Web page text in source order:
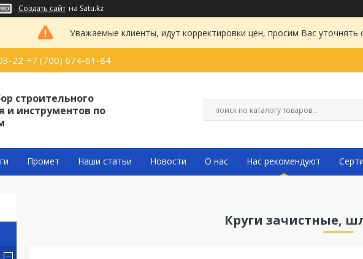
Создать сайт на Satu.kz
Уважаемые клиенты, идут корректировки цен, просим Вас
22 +7 (700) 674-61-84
строительного
и инструментов по
Промет Наши статьи Новости О нас Нас рекомендуют
Круги зачистные,